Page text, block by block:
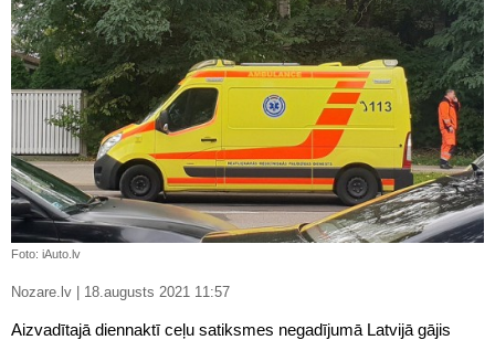
Foto: iAuto.lv
Nozare.lv | 18.augusts 2021 11:57
Aizvadītajā diennaktī ceļu satiksmes negadījumā Latvijā gājis